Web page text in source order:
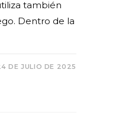
también
Dentro de la
DE JULIO DE 2025